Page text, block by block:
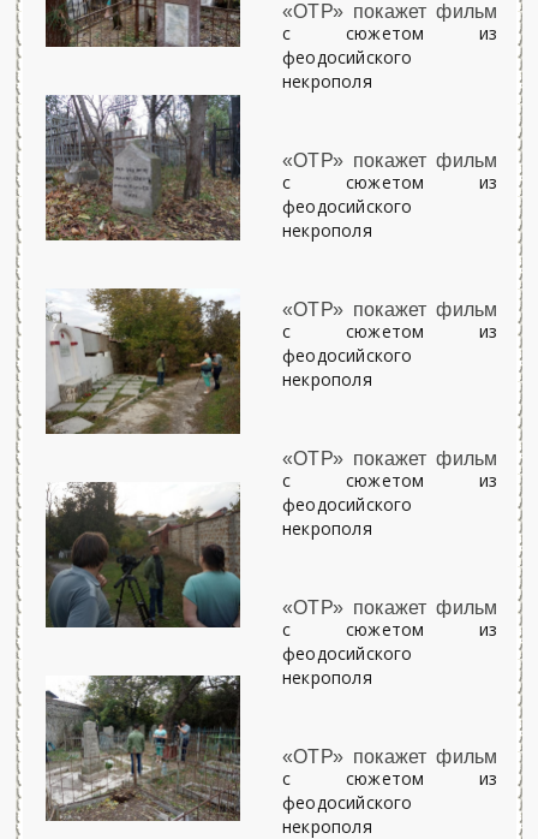
«ОТР» покажет фильм
с сюжетом из
феодосийского
некрополя
«ОТР» покажет фильм
с сюжетом из
феодосийского
некрополя
«ОТР» покажет фильм
с сюжетом из
феодосийского
некрополя
«ОТР» покажет фильм
с сюжетом из
феодосийского
некрополя
«ОТР» покажет фильм
с сюжетом из
феодосийского
некрополя
«ОТР» покажет фильм
с сюжетом из
феодосийского
некрополя